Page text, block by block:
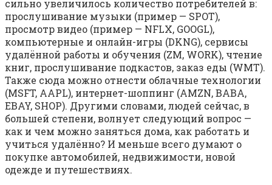
сильно увеличилось количество потребителей в:
прослушивание музыки (пример — SPOT),
просмотр видео (пример — NFLX, GOOGL),
компьютерные и онлайн-игры (DKNG), сервисы
удалённой работы и обучения (ZM, WORK), чтение
книг, прослушивание подкастов, заказ еды (WMT).
Также сюда можно отнести облачные технологии
(MSFT, AAPL), интернет-шоппинг (AMZN, BABA,
EBAY, SHOP). Другими словами, людей сейчас, в
большей степени, волнует следующий вопрос —
как и чем можно заняться дома, как работать и
учиться удалённо? И меньше всего думают о
покупке автомобилей, недвижимости, новой
одежде и путешествиях.